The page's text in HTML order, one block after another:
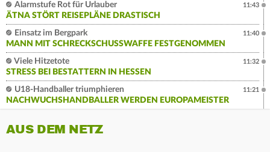
Alarmstufe Rot für Urlauber
ÄTNA STÖRT REISEPLÄNE DRASTISCH
11:43
Einsatz im Bergpark
MANN MIT SCHRECKSCHUSSWAFFE FESTGENOMMEN
11:40
Viele Hitzetote
STRESS BEI BESTATTERN IN HESSEN
11:32
U18-Handballer triumphieren
NACHWUCHSHANDBALLER WERDEN EUROPAMEISTER
11:21
AUS DEM NETZ